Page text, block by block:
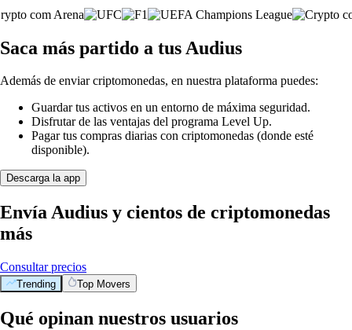
Saca más partido a tus Audius
Además de enviar criptomonedas, en nuestra plataforma puedes:
Guardar tus activos en un entorno de máxima seguridad.
Disfrutar de las ventajas del programa Level Up.
Pagar tus compras diarias con criptomonedas (donde esté
disponible).
Descarga la app
Envía Audius y cientos de criptomonedas
más
Consultar precios
Trending Top Movers
Qué opinan nuestros usuarios